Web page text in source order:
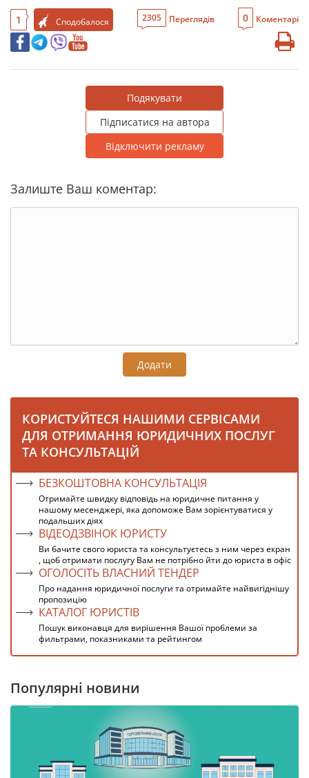
1 Сподобалося 2305 Переглядів 0 Коментарі
Подякувати
Підписатися на автора
Відключити рекламу
Залиште Ваш коментар:
Додати
КОРИСТУЙТЕСЯ НАШИМИ СЕРВІСАМИ
ДЛЯ ОТРИМАННЯ ЮРИДИЧНИХ ПОСЛУГ
ТА КОНСУЛЬТАЦІЙ
БЕЗКОШТОВНА КОНСУЛЬТАЦІЯ
Отримайте швидку відповідь на юридичне питання у
нашому месенджері, яка допоможе Вам зорієнтуватися у
подальших діях
ВІДЕОДЗВІНОК ЮРИСТУ
Ви бачите свого юриста та консультуєтесь з ним через екран
, щоб отримати послугу Вам не потрібно йти до юриста в офіс
ОГОЛОСІТЬ ВЛАСНИЙ ТЕНДЕР
Про надання юридичної послуги та отримайте найвигіднішу
пропозицію
КАТАЛОГ ЮРИСТІВ
Пошук виконавця для вирішення Вашої проблеми за
фильтрами, показниками та рейтингом
Популярні новини